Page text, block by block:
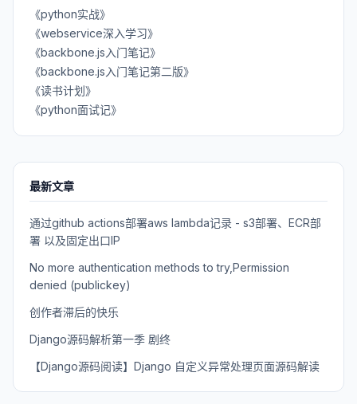
《python实战》
《webservice深入学习》
《backbone.js入门笔记》
《backbone.js入门笔记第二版》
《读书计划》
《python面试记》
最新文章
通过github actions部署aws lambda记录 - s3部署、ECR部
署 以及固定出口IP
No more authentication methods to try,Permission
denied (publickey)
创作者滞后的快乐
Django源码解析第一季 剧终
【Django源码阅读】Django 自定义异常处理页面源码解读